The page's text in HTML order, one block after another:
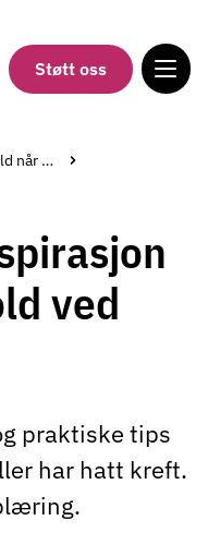
Støtt oss
Kosthold når du har kreft
ved
praktiske tips
har hatt kreft.